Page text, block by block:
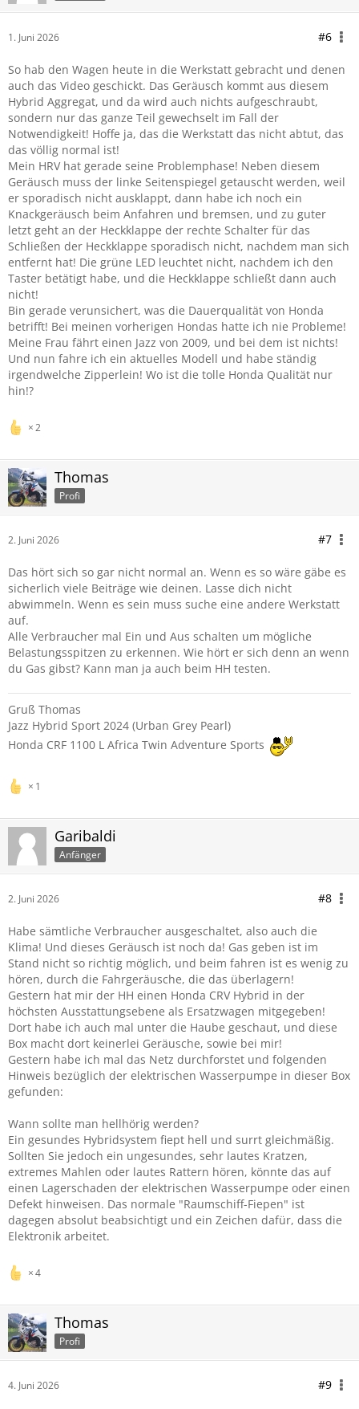
1. Juni 2026 #6
So hab den Wagen heute in die Werkstatt gebracht und denen
auch das Video geschickt. Das Geräusch kommt aus diesem
Hybrid Aggregat, und da wird auch nichts aufgeschraubt,
sondern nur das ganze Teil gewechselt im Fall der
Notwendigkeit! Hoffe ja, das die Werkstatt das nicht abtut, das
das völlig normal ist!
Mein HRV hat gerade seine Problemphase! Neben diesem
Geräusch muss der linke Seitenspiegel getauscht werden, weil
er sporadisch nicht ausklappt, dann habe ich noch ein
Knackgeräusch beim Anfahren und bremsen, und zu guter
letzt geht an der Heckklappe der rechte Schalter für das
Schließen der Heckklappe sporadisch nicht, nachdem man sich
entfernt hat! Die grüne LED leuchtet nicht, nachdem ich den
Taster betätigt habe, und die Heckklappe schließt dann auch
nicht!
Bin gerade verunsichert, was die Dauerqualität von Honda
betrifft! Bei meinen vorherigen Hondas hatte ich nie Probleme!
Meine Frau fährt einen Jazz von 2009, und bei dem ist nichts!
Und nun fahre ich ein aktuelles Modell und habe ständig
irgendwelche Zipperlein! Wo ist die tolle Honda Qualität nur
hin!?
2
Thomas
Profi
2. Juni 2026 #7
Das hört sich so gar nicht normal an. Wenn es so wäre gäbe es
sicherlich viele Beiträge wie deinen. Lasse dich nicht
abwimmeln. Wenn es sein muss suche eine andere Werkstatt
auf.
Alle Verbraucher mal Ein und Aus schalten um mögliche
Belastungsspitzen zu erkennen. Wie hört er sich denn an wenn
du Gas gibst? Kann man ja auch beim HH testen.
Gruß Thomas
Jazz Hybrid Sport 2024 (Urban Grey Pearl)
Honda CRF 1100 L Africa Twin Adventure Sports
1
Garibaldi
Anfänger
2. Juni 2026 #8
Habe sämtliche Verbraucher ausgeschaltet, also auch die
Klima! Und dieses Geräusch ist noch da! Gas geben ist im
Stand nicht so richtig möglich, und beim fahren ist es wenig zu
hören, durch die Fahrgeräusche, die das überlagern!
Gestern hat mir der HH einen Honda CRV Hybrid in der
höchsten Ausstattungsebene als Ersatzwagen mitgegeben!
Dort habe ich auch mal unter die Haube geschaut, und diese
Box macht dort keinerlei Geräusche, sowie bei mir!
Gestern habe ich mal das Netz durchforstet und folgenden
Hinweis bezüglich der elektrischen Wasserpumpe in dieser Box
gefunden:
Wann sollte man hellhörig werden?
Ein gesundes Hybridsystem fiept hell und surrt gleichmäßig.
Sollten Sie jedoch ein ungesundes, sehr lautes Kratzen,
extremes Mahlen oder lautes Rattern hören, könnte das auf
einen Lagerschaden der elektrischen Wasserpumpe oder einen
Defekt hinweisen. Das normale "Raumschiff-Fiepen" ist
dagegen absolut beabsichtigt und ein Zeichen dafür, dass die
Elektronik arbeitet.
4
Thomas
Profi
4. Juni 2026 #9